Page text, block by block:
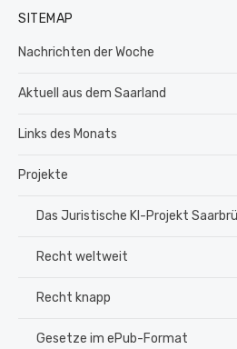
SITEMAP
Nachrichten der Woche
Aktuell aus dem Saarland
Links des Monats
Projekte
Das Juristische KI-Projekt
Recht weltweit
Recht knapp
Gesetze im ePub-Format